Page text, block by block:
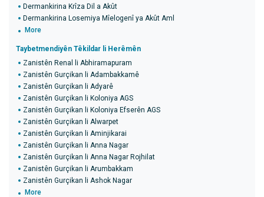
Dermankirina Krîza Dil a Akût
Dermankirina Losemiya Mîelogenî ya Akût Aml
More
Taybetmendiyên Têkildar li Herêmên
Zanistên Renal li Abhiramapuram
Zanistên Gurçikan li Adambakkamê
Zanistên Gurçikan li Adyarê
Zanistên Gurçikan li Koloniya AGS
Zanistên Gurçikan li Koloniya Efserên AGS
Zanistên Gurçikan li Alwarpet
Zanistên Gurçikan li Aminjikarai
Zanistên Gurçikan li Anna Nagar
Zanistên Gurçikan li Anna Nagar Rojhilat
Zanistên Gurçikan li Arumbakkam
Zanistên Gurçikan li Ashok Nagar
More